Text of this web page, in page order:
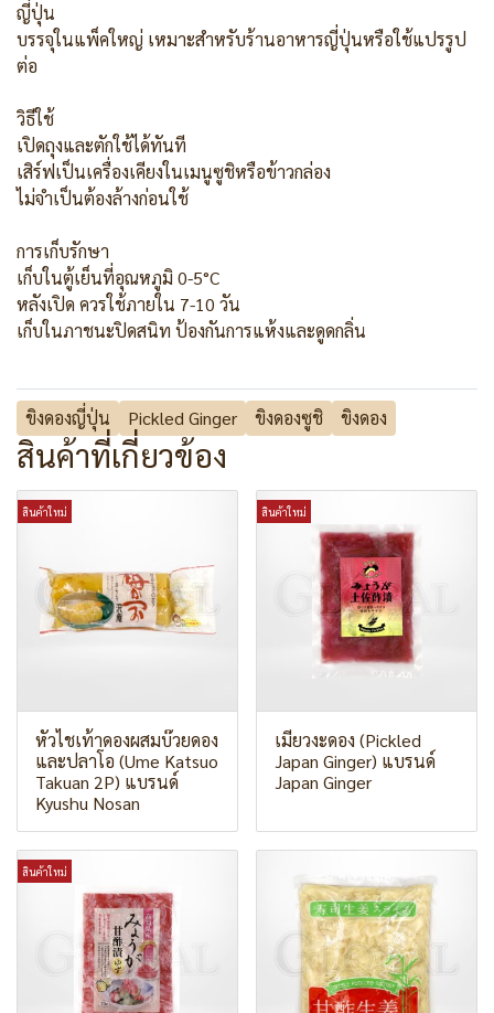
ญี่ปุ่น
บรรจุในแพ็คใหญ่ เหมาะสำหรับร้านอาหารญี่ปุ่นหรือใช้แปรรูป
ต่อ
วิธีใช้
เปิดถุงและตักใช้ได้ทันที
เสิร์ฟเป็นเครื่องเคียงในเมนูซูชิหรือข้าวกล่อง
ไม่จำเป็นต้องล้างก่อนใช้
การเก็บรักษา
เก็บในตู้เย็นที่อุณหภูมิ 0-5°C
หลังเปิด ควรใช้ภายใน 7-10 วัน
เก็บในภาชนะปิดสนิท ป้องกันการแห้งและดูดกลิ่น
ขิงดองญี่ปุ่น Pickled Ginger ขิงดองซูชิ ขิงดอง
สินค้าที่เกี่ยวข้อง
สินค้าใหม่
หัวไชเท้าดองผสมบ๊วยดอง
และปลาโอ (Ume Katsuo
Takuan 2P) แบรนด์
Kyushu Nosan
สินค้าใหม่
เมียวงะดอง (Pickled
Japan Ginger) แบรนด์
Japan Ginger
สินค้าใหม่